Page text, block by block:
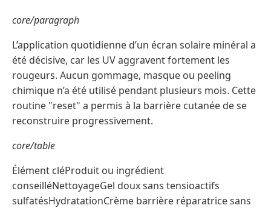
core/paragraph
L’application quotidienne d’un écran solaire minéral a
été décisive, car les UV aggravent fortement les
rougeurs. Aucun gommage, masque ou peeling
chimique n’a été utilisé pendant plusieurs mois. Cette
routine "reset" a permis à la barrière cutanée de se
reconstruire progressivement.
core/table
Élément cléProduit ou ingrédient
conseilléNettoyageGel doux sans tensioactifs
sulfatésHydratationCrème barrière réparatrice sans